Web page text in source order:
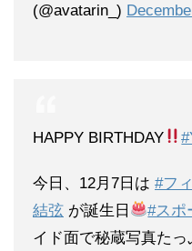
(@avatarin_)
HAPPY BIRTHDAY
今日、12月7日は #フ
結弦 が誕生日 #スポ
イド面で秘蔵写真たっ